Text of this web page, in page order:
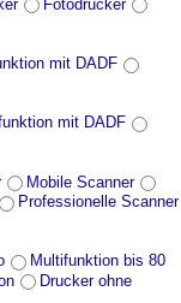
Fotodrucker
mit DADF
mit DADF
Mobile Scanner
Professionelle Scanner
Multifunktion bis 80
Drucker ohne